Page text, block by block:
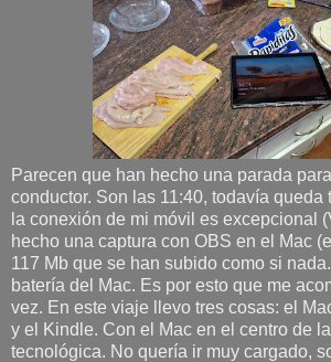
Parecen que han hecho una parada
conductor. Son las 11:40, todavía queda
la conexión de mi móvil es excepcional
hecho una captura con OBS en el Mac
117 Mb que se han subido como si
batería del Mac. Es por esto que me
vez. En este viaje llevo tres cosas: el
y el Kindle. Con el Mac en el centro de
tecnológica. No quería ir muy cargado,